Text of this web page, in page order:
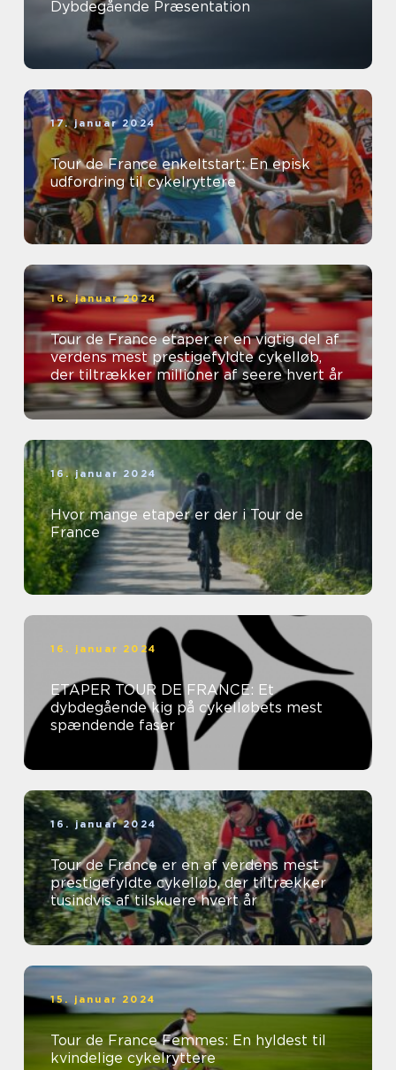
Dybdegående Præsentation
17. januar 2024
Tour de France enkeltstart: En episk
udfordring til cykelryttere
16. januar 2024
Tour de France etaper er en vigtig del af
verdens mest prestigefyldte cykelløb,
der tiltrækker millioner af seere hvert år
16. januar 2024
Hvor mange etaper er der i Tour de
France
16. januar 2024
ETAPER TOUR DE FRANCE: Et
dybdegående kig på cykelløbets mest
spændende faser
16. januar 2024
Tour de France er en af verdens mest
prestigefyldte cykelløb, der tiltrækker
tusindvis af tilskuere hvert år
15. januar 2024
Tour de France Femmes: En hyldest til
kvindelige cykelryttere